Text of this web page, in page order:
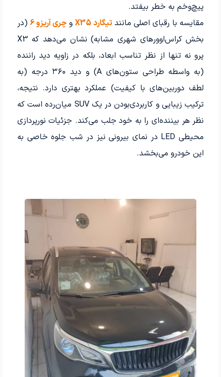
پیچ‌وخم به خطر بیفتد.
مقایسه با رقبای اصلی مانندتیگارد X35 و چری آریزو 6 (در
بخش کراس‌اوورهای شهری مشابه) نشان می‌دهد که X3
پرو نه تنها از نظر تناسب ابعاد، بلکه در زاویه دید راننده
(به واسطه طراحی ستون‌های A) و دید ۳۶۰ درجه (به
لطف دوربین‌های با کیفیت) عملکرد بهتری دارد. نتیجه،
ترکیب زیبایی و کاربردی‌بودن در یک SUV میان‌رده است که
نظر هر بیننده‌ای را به خود جلب می‌کند. جزئیات نورپردازی
محیطی LED در نمای بیرونی نیز در شب جلوه خاصی به
این خودرو می‌بخشد.